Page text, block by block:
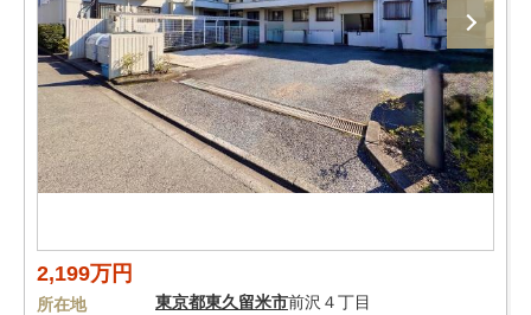
2,199万円
所在地 東京都東久留米市前沢４丁目